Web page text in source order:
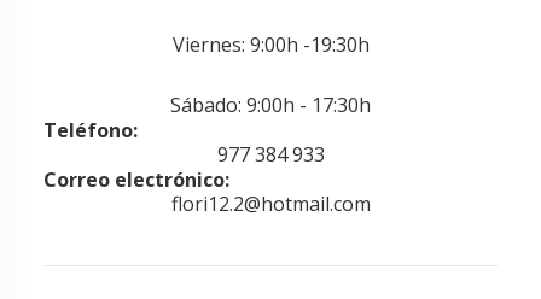
Viernes: 9:00h -19:30h
Sábado: 9:00h - 17:30h
Teléfono:
977 384 933
Correo electrónico:
flori12.2@hotmail.com